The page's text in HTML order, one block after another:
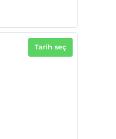
Tarih seç